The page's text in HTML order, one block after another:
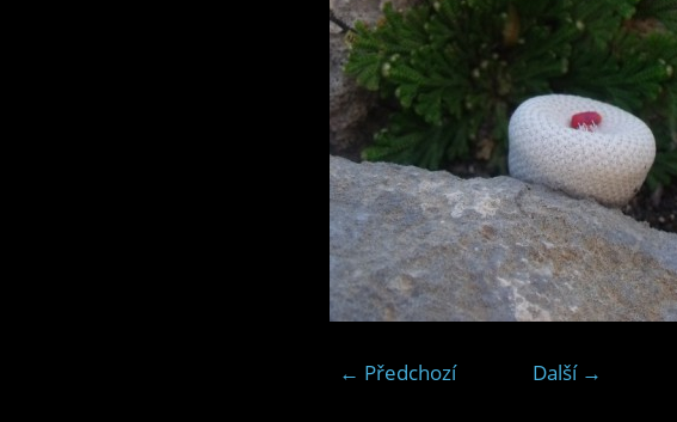
← Předchozí Další →